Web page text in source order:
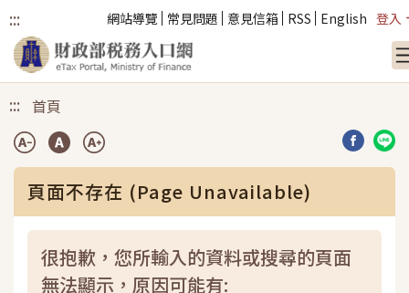
::: 網站導覽 常見問題 意見信箱 RSS English 登入
::: 首頁
分享到
分
頁面不存在 (Page Unavailable)
很抱歉，您所輸入的資料或搜尋的頁面
無法顯示，原因可能有: